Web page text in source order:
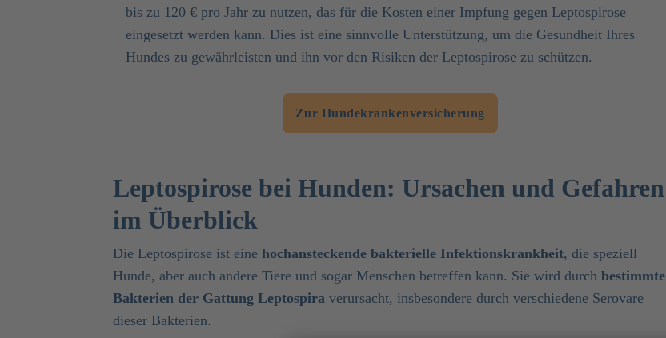
bis zu 120 € pro Jahr zu nutzen, das für die Kosten einer Impfung gegen Leptospirose
eingesetzt werden kann. Dies ist eine sinnvolle Unterstützung, um die Gesundheit Ihres
Hundes zu gewährleisten und ihn vor den Risiken der Leptospirose zu schützen.
Zur Hundekrankenversicherung
Leptospirose bei Hunden: Ursachen und Gefahren
im Überblick
Die Leptospirose ist eine hochansteckende bakterielle Infektionskrankheit, die speziell
Hunde, aber auch andere Tiere und sogar Menschen betreffen kann. Sie wird durch bestimmte
Bakterien der Gattung Leptospira verursacht, insbesondere durch verschiedene Serovare
dieser Bakterien.